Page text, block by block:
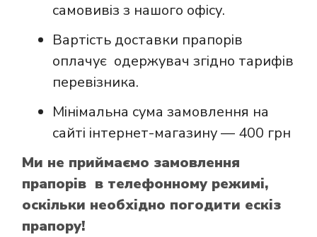
самовивіз з нашого офісу.
Вартість доставки прапорів
оплачує одержувач згідно тарифів
перевізника.
Мінімальна сума замовлення на
сайті інтернет-магазину — 400 грн
Ми не приймаємо замовлення
прапорів в телефонному режимі,
оскільки необхідно погодити ескіз
прапору!